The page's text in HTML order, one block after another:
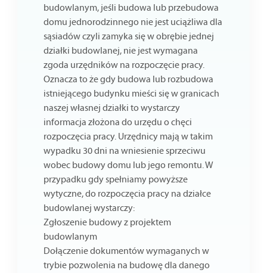
budowlanym, jeśli budowa lub przebudowa
domu jednorodzinnego nie jest uciążliwa dla
sąsiadów czyli zamyka się w obrębie jednej
działki budowlanej, nie jest wymagana
zgoda urzędników na rozpoczęcie pracy.
Oznacza to że gdy budowa lub rozbudowa
istniejącego budynku mieści się w granicach
naszej własnej działki to wystarczy
informacja złożona do urzędu o chęci
rozpoczęcia pracy. Urzędnicy mają w takim
wypadku 30 dni na wniesienie sprzeciwu
wobec budowy domu lub jego remontu. W
przypadku gdy spełniamy powyższe
wytyczne, do rozpoczęcia pracy na działce
budowlanej wystarczy:
Zgłoszenie budowy z projektem
budowlanym
Dołączenie dokumentów wymaganych w
trybie pozwolenia na budowę dla danego